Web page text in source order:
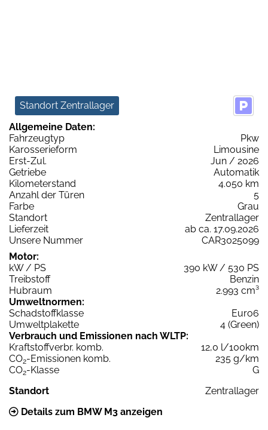
Standort Zentrallager
Allgemeine Daten:
Fahrzeugtyp
Pkw
Karosserieform
Limousine
Erst-Zul.
Jun / 2026
Getriebe
Automatik
Kilometerstand
4.050 km
Anzahl der Türen
5
Farbe
Grau
Standort
Zentrallager
Lieferzeit
ab ca. 17.09.2026
Unsere Nummer
CAR3025099
Motor:
kW / PS
390 kW / 530 PS
Treibstoff
Benzin
Hubraum
2.993 cm³
Umweltnormen:
Schadstoffklasse
Euro6
Umweltplakette
4 (Green)
Verbrauch und Emissionen nach WLTP:
Kraftstoffverbr. komb.
12,0 l/100km
CO2-Emissionen komb.
235 g/km
CO2-Klasse
G
Standort
Zentrallager
Details zum BMW M3 anzeigen